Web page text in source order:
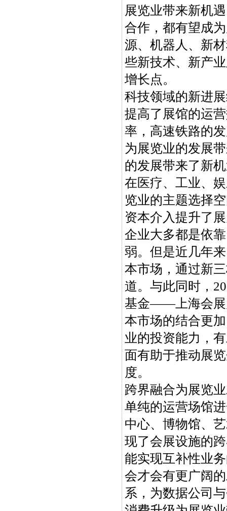
展览业带来新机
合作，都有望成
源、机器人、新
些新技术、新产
增长点。
科技领域的新进
提高了展馆的运
率，高速铁路的
为展览业的发展
的发展带来了新
在医疗、工业、
览业的主题选择
资本介入提升了
企业大多都是依
弱。但是近几年
本市场，通过新
道。与此同时，
基金——上海会展
本市场的结合更
业的投资能力，
面有助于推动展
度。
跨界融合为展览
单纯的运营场馆
中心、博物馆、
现了会展设施的
能实现互补性业
会才会有更广阔
系，为数据公司